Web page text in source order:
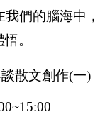
們的腦海中，
。
散文創作(一)